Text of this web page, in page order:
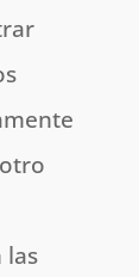
las